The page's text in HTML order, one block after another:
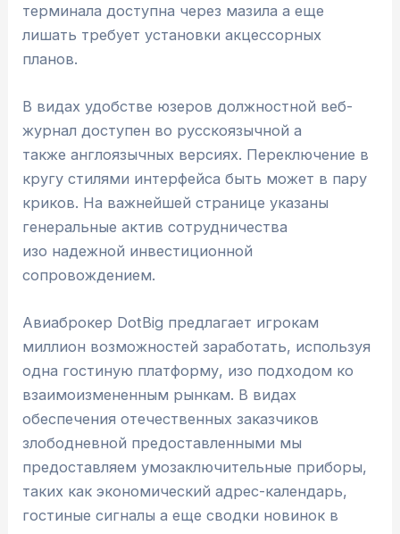
терминала доступна через мазила а еще
лишать требует установки акцессорных
планов.
В видах удобстве юзеров должностной веб-
журнал доступен во русскоязычной а
также англоязычных версиях. Переключение в
кругу стилями интерфейса быть может в пару
криков. На важнейшей странице указаны
генеральные актив сотрудничества
изо надежной инвестиционной
сопровождением.
Авиаброкер DotBig предлагает игрокам
миллион возможностей заработать, используя
одна гостиную платформу, изо подходом ко
взаимоизмененным рынкам. В видах
обеспечения отечественных заказчиков
злободневной предоставленными мы
предоставляем умозаключительные приборы,
таких как экономический адрес-календарь,
гостиные сигналы а еще сводки новинок в